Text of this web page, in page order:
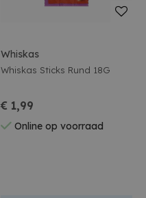
Whiskas
Whiskas Sticks Rund 18G
€ 1,99
Online op voorraad